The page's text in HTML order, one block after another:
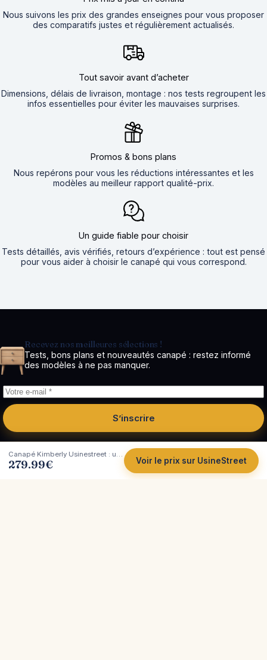
Nous suivons les prix des grandes enseignes pour vous proposer
des comparatifs justes et régulièrement actualisés.
Tout savoir avant d’acheter
Dimensions, délais de livraison, montage : nos tests regroupent les
infos essentielles pour éviter les mauvaises surprises.
Promos & bons plans
Nous repérons pour vous les réductions intéressantes et les
modèles au meilleur rapport qualité-prix.
Un guide fiable pour choisir
Tests détaillés, avis vérifiés, retours d’expérience : tout est pensé
pour vous aider à choisir le canapé qui vous correspond.
Recevez nos meilleures sélections !
Tests, bons plans et nouveautés canapé : restez informé
des modèles à ne pas manquer.
S’inscrire
Canapé Kimberly Usinestreet : un 3 places velours modulable aux lignes
279.99€ Voir le prix sur UsineStreet